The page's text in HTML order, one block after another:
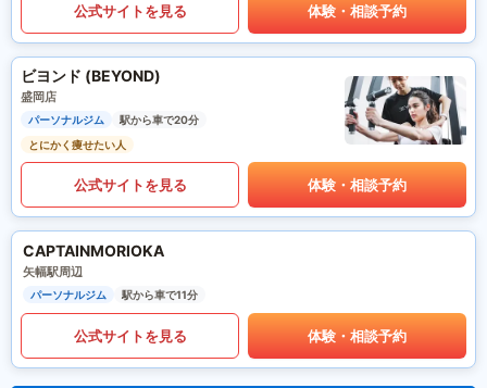
公式サイトを見る 体験・相談予約
ビヨンド (BEYOND)
盛岡店
パーソナルジム
駅から車で20分
とにかく痩せたい人
公式サイトを見る 体験・相談予約
CAPTAINMORIOKA
矢幅駅周辺
パーソナルジム 駅から車で11分
公式サイトを見る 体験・相談予約